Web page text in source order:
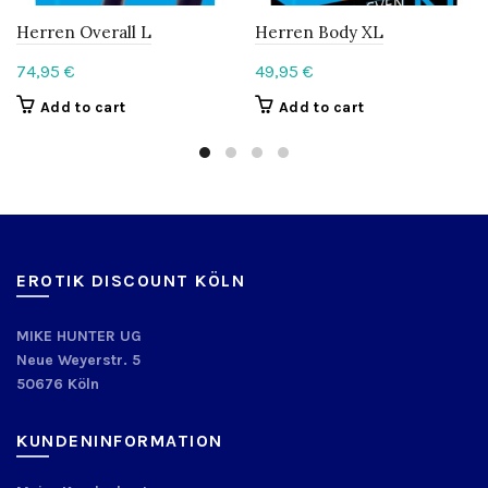
Herren Overall L
74,95 €
Add to cart
Herren Body XL
49,95 €
Add to cart
EROTIK DISCOUNT KÖLN
MIKE HUNTER UG
Neue Weyerstr. 5
50676 Köln
KUNDENINFORMATION